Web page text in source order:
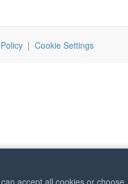
| Cookie Settings
accept all cookies or choose